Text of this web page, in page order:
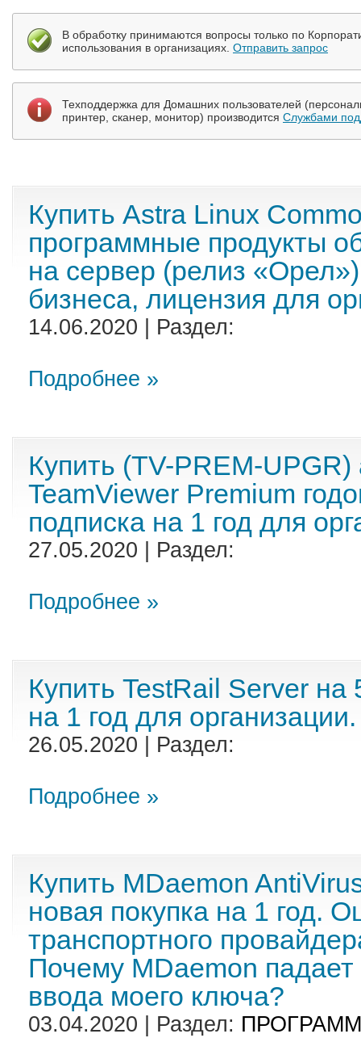
В обработку принимаются вопросы только по
использования в организациях. Отправить запрос
Техподдержка для Домашних пользователей
принтер, сканер, монитор) производится Службами
Купить Astra Linux
программные продукты
на сервер (релиз
бизнеса, лицензия для
14.06.2020 | Раздел:
Подробнее »
Купить (TV-PREM-UPGR)
TeamViewer Premium
подписка на 1 год для
27.05.2020 | Раздел:
Подробнее »
Купить TestRail Server на
на 1 год для организации.
26.05.2020 | Раздел:
Подробнее »
Купить MDaemon
новая покупка на 1 год.
транспортного
Почему MDaemon падает
ввода моего ключа?
03.04.2020 | Раздел: